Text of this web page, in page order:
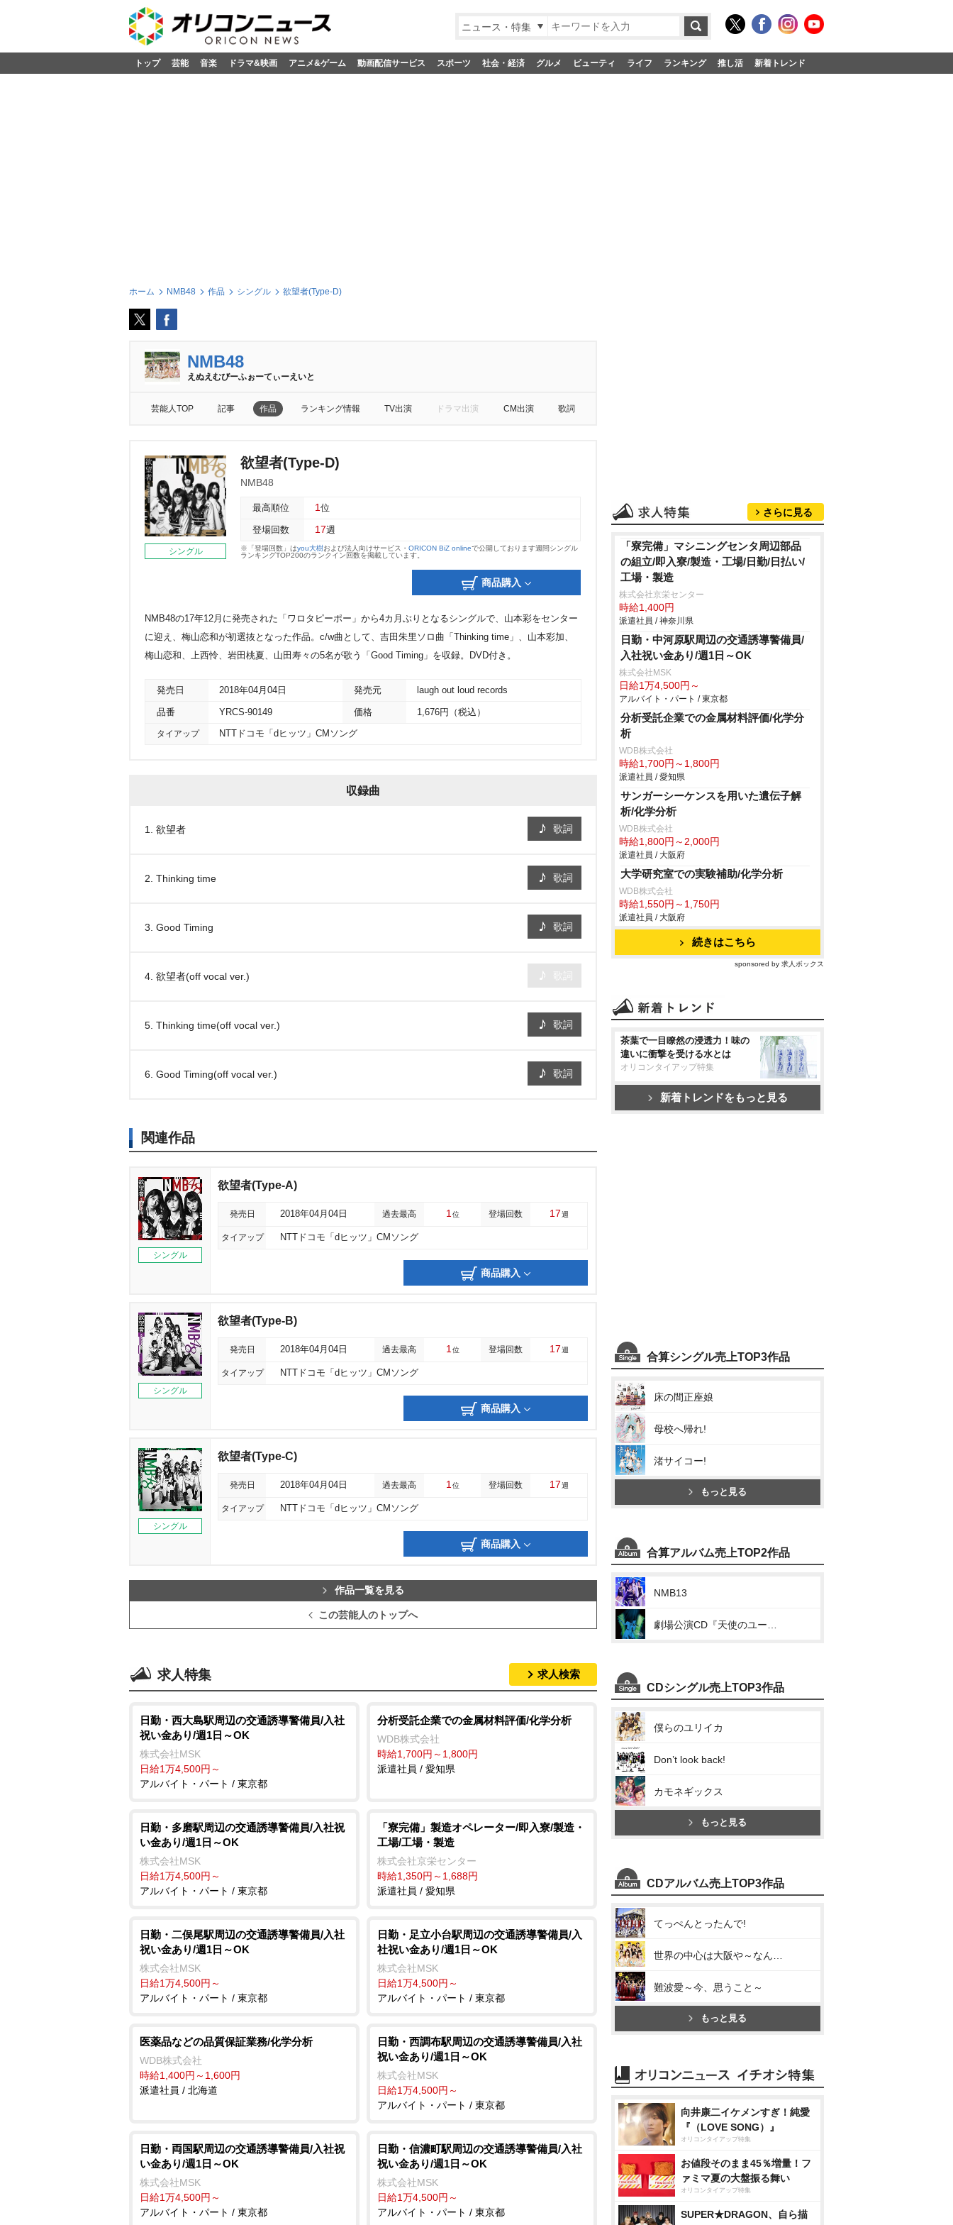
ニュース・特集
トップ 芸能 音楽 ドラマ&映画 アニメ&ゲーム 動画配信サービス スポーツ 社会・経済 グルメ ビューティ ライフ ランキング 推し活 新着トレンド
ホーム NMB48 作品 シングル 欲望者(Type-D)
NMB48
えぬえむびーふぉーてぃーえいと
芸能人TOP 記事 作品 ランキング情報 TV出演 ドラマ出演 CM出演 歌詞
シングル
欲望者(Type-D)
NMB48
最高順位 1 位
登場回数 17週
※「登場回数」はyou大樹および法人向けサービス・ ORICON BiZ onlineで公開しております週間シングル
ランキングTOP200のランクイン回数を掲載しています。
商品購入
NMB48の17年12月に発売された「ワロタピーポー」から4カ月ぶりとなるシングルで、山本彩をセンター
に迎え、梅山恋和が初選抜となった作品。c/w曲として、吉田朱里ソロ曲「Thinking time」、山本彩加、
梅山恋和、上西怜、岩田桃夏、山田寿々の5名が歌う「Good Timing」を収録。DVD付き。
発売日 2018年04月04日 発売元 laugh out loud records
品番 YRCS-90149 価格 1,676円（税込）
タイアップ NTTドコモ「dヒッツ」CMソング
収録曲
1. 欲望者 歌詞
2. Thinking time 歌詞
3. Good Timing 歌詞
4. 欲望者(off vocal ver.)
5. Thinking time(off vocal ver.) 歌詞
6. Good Timing(off vocal ver.) 歌詞
関連作品
シングル
欲望者(Type-A)
発売日 2018年04月04日 過去最高 1 位 登場回数 17週
タイアップ NTTドコモ「dヒッツ」CMソング
商品購入
シングル
欲望者(Type-B)
発売日 2018年04月04日 過去最高 1 位 登場回数 17週
タイアップ NTTドコモ「dヒッツ」CMソング
商品購入
シングル
欲望者(Type-C)
発売日 2018年04月04日 過去最高 1 位 登場回数 17週
タイアップ NTTドコモ「dヒッツ」CMソング
商品購入
作品一覧を見る
この芸能人のトップへ
求人特集 求人検索
日勤・西大島駅周辺の交通誘導警備員/入社
祝い金あり/週1日～OK
株式会社MSK
日給1万4,500円～
アルバイト・パート / 東京都
分析受託企業での金属材料評価/化学分析
WDB株式会社
時給1,700円～1,800円
派遣社員 / 愛知県
日勤・多磨駅周辺の交通誘導警備員/入社祝
い金あり/週1日～OK
株式会社MSK
日給1万4,500円～
アルバイト・パート / 東京都
「寮完備」製造オペレーター/即入寮/製造・
工場/工場・製造
株式会社京栄センター
時給1,350円～1,688円
派遣社員 / 愛知県
日勤・二俣尾駅周辺の交通誘導警備員/入社
祝い金あり/週1日～OK
株式会社MSK
日給1万4,500円～
アルバイト・パート / 東京都
日勤・足立小台駅周辺の交通誘導警備員/入
社祝い金あり/週1日～OK
株式会社MSK
日給1万4,500円～
アルバイト・パート / 東京都
医薬品などの品質保証業務/化学分析
WDB株式会社
時給1,400円～1,600円
派遣社員 / 北海道
日勤・西調布駅周辺の交通誘導警備員/入社
祝い金あり/週1日～OK
株式会社MSK
日給1万4,500円～
アルバイト・パート / 東京都
日勤・両国駅周辺の交通誘導警備員/入社祝
い金あり/週1日～OK
株式会社MSK
日給1万4,500円～
アルバイト・パート / 東京都
日勤・信濃町駅周辺の交通誘導警備員/入社
祝い金あり/週1日～OK
株式会社MSK
日給1万4,500円～
アルバイト・パート / 東京都
さらに見る
「寮完備」マシニングセンタ周辺部品
の組立/即入寮/製造・工場/日勤/日払い/
工場・製造
株式会社京栄センター
時給1,400円
派遣社員 / 神奈川県
日勤・中河原駅周辺の交通誘導警備員/
入社祝い金あり/週1日～OK
株式会社MSK
日給1万4,500円～
アルバイト・パート / 東京都
分析受託企業での金属材料評価/化学分
析
WDB株式会社
時給1,700円～1,800円
派遣社員 / 愛知県
サンガーシーケンスを用いた遺伝子解
析/化学分析
WDB株式会社
時給1,800円～2,000円
派遣社員 / 大阪府
大学研究室での実験補助/化学分析
WDB株式会社
時給1,550円～1,750円
派遣社員 / 大阪府
続きはこちら
sponsored by 求人ボックス
茶葉で一目瞭然の浸透力！味の
違いに衝撃を受ける水とは
オリコンタイアップ特集
新着トレンドをもっと見る
合算シングル売上TOP3作品
床の間正座娘
母校へ帰れ!
渚サイコー!
もっと見る
合算アルバム売上TOP2作品
NMB13
CDシングル売上TOP3作品
僕らのユリイカ
Don’t look back!
カモネギックス
もっと見る
CDアルバム売上TOP3作品
てっぺんとったんで!
難波愛～今、思うこと～
もっと見る
向井康二イケメンすぎ！純愛
『（LOVE SONG）』
オリコンタイアップ特集
お値段そのまま45％増量！フ
ァミマ夏の大盤振る舞い
オリコンタイアップ特集
SUPER★DRAGON、自ら描